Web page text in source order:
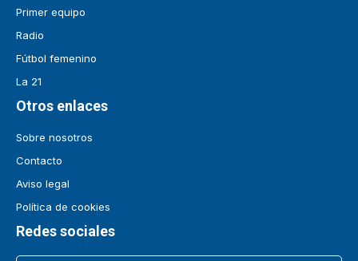
Primer equipo
Radio
Fútbol femenino
La 21
Otros enlaces
Sobre nosotros
Contacto
Aviso legal
Política de cookies
Redes sociales